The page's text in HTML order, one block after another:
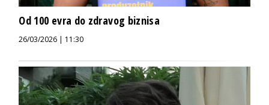
Od 100 evra do zdravog biznisa
26/03/2026 | 11:30